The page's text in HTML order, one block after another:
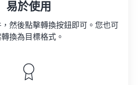
易於使用
然後點擊轉換按鈕即可。您也可
換為目標格式。